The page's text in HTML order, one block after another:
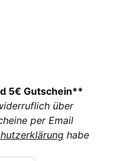
5€ Gutschein**
über
per Email
habe